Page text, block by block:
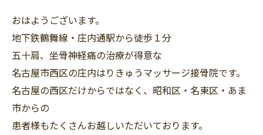
おはようございます。
地下鉄鶴舞線・庄内通駅から徒歩１分
五十肩、坐骨神経痛の治療が得意な
名古屋市西区の庄内はりきゅうマッサージ接骨院です。
名古屋の西区だけからではなく、昭和区・名東区・あま
市からの
患者様もたくさんお越しいただいております。